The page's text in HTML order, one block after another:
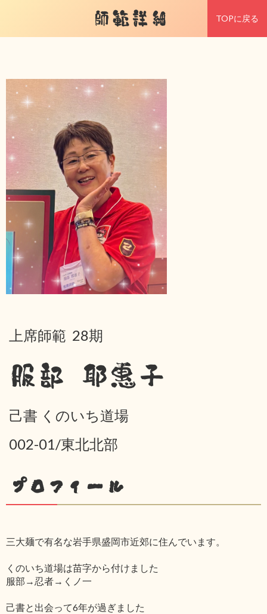
師範詳細 TOPに戻る
上席師範 28期
服部 耶惠子
己書 くのいち道場
002-01/東北北部
プロフィール
三大麺で有名な岩手県盛岡市近郊に住んでいます。
くのいち道場は苗字から付けました
服部→忍者→くノ一
己書と出会って6年が過ぎました